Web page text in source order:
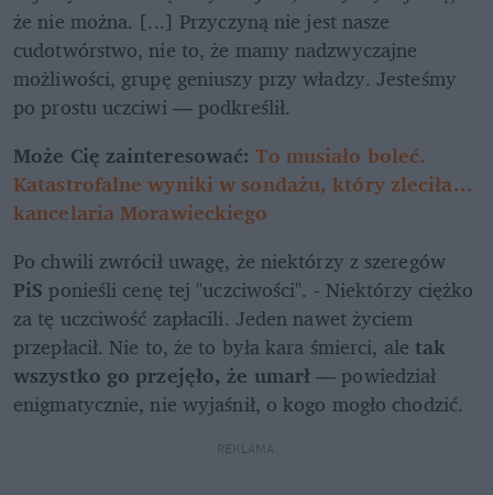
że nie można. [...] Przyczyną nie jest nasze
cudotwórstwo, nie to, że mamy nadzwyczajne
możliwości, grupę geniuszy przy władzy. Jesteśmy
po prostu uczciwi — podkreślił.
Może Cię zainteresować: To musiało boleć.
Katastrofalne wyniki w sondażu, który zleciła...
kancelaria Morawieckiego
Po chwili zwrócił uwagę, że niektórzy z szeregów
PiS ponieśli cenę tej "uczciwości". - Niektórzy ciężko
za tę uczciwość zapłacili. Jeden nawet życiem
przepłacił. Nie to, że to była kara śmierci, ale tak
wszystko go przejęło, że umarł — powiedział
enigmatycznie, nie wyjaśnił, o kogo mogło chodzić.
REKLAMA